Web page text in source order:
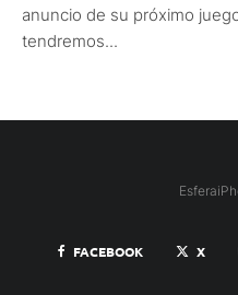
anuncio de su próximo
tendremos...
FACEBOOK X